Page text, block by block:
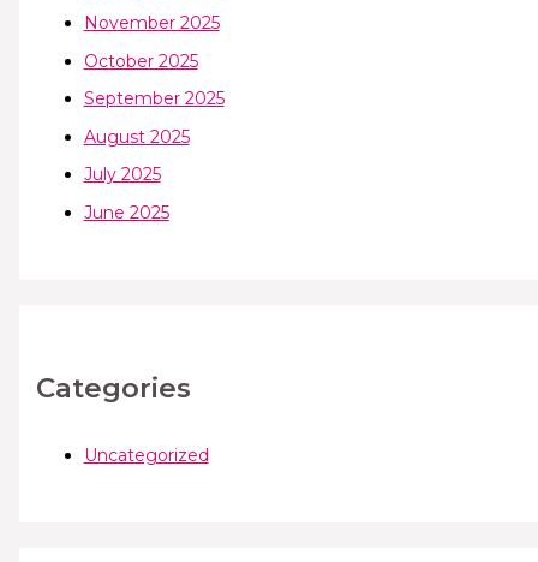
November 2025
October 2025
September 2025
August 2025
July 2025
June 2025
Categories
Uncategorized